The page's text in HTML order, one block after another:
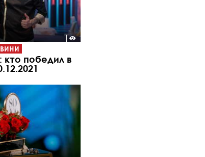
кто победил в